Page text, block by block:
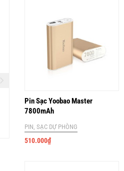
Pin Sạc Yoobao Master
7800mAh
PIN, SẠC DỰ PHÒNG
510.000₫